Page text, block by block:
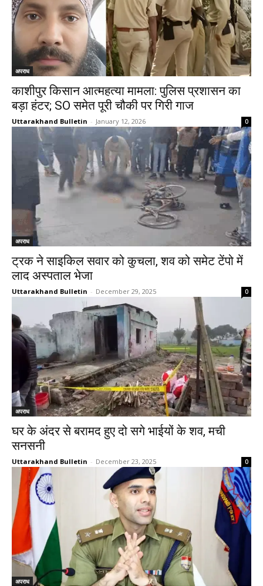
अपराध
काशीपुर किसान आत्महत्या मामला: पुलिस प्रशासन का
बड़ा हंटर; SO समेत पूरी चौकी पर गिरी गाज
Uttarakhand Bulletin - January 12, 2026 0
अपराध
ट्रक ने साइकिल सवार को कुचला, शव को समेट टेंपो में
लाद अस्पताल भेजा
Uttarakhand Bulletin - December 29, 2025 0
अपराध
घर के अंदर से बरामद हुए दो सगे भाईयों के शव, मची
सनसनी
Uttarakhand Bulletin - December 23, 2025 0
अपराध